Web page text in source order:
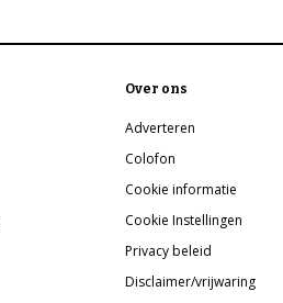
Over ons
Adverteren
Colofon
Cookie informatie
Cookie Instellingen
Privacy beleid
Disclaimer/vrijwaring